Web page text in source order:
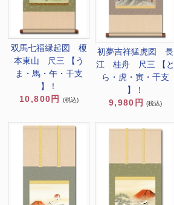
双馬七福縁起図 榎
本東山 尺三 【う
ま・馬・午・干支
】！
10,800円
(税込)
初夢吉祥猛虎図 長
江 桂舟 尺三 【と
ら・虎・寅・干支
】！
9,980円
(税込)